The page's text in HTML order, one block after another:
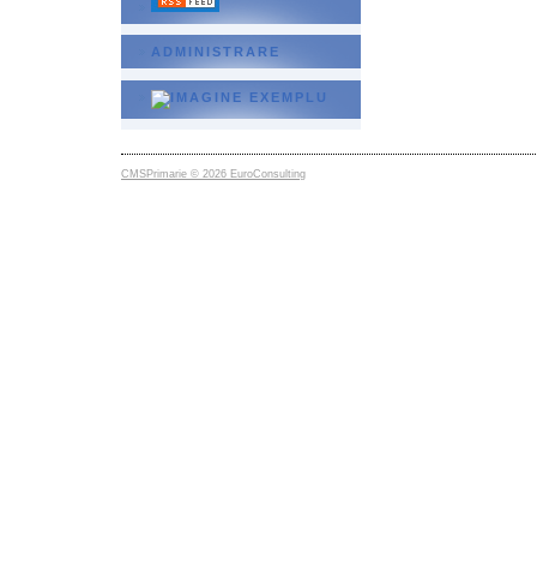
ADMINISTRARE
CMSPrimarie © 2026 EuroConsulting